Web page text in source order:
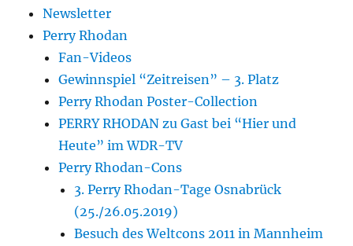
Newsletter
Perry Rhodan
Fan-Videos
Gewinnspiel “Zeitreisen” – 3. Platz
Perry Rhodan Poster-Collection
PERRY RHODAN zu Gast bei “Hier und
Heute” im WDR-TV
Perry Rhodan-Cons
3. Perry Rhodan-Tage Osnabrück
(25./26.05.2019)
Besuch des Weltcons 2011 in Mannheim